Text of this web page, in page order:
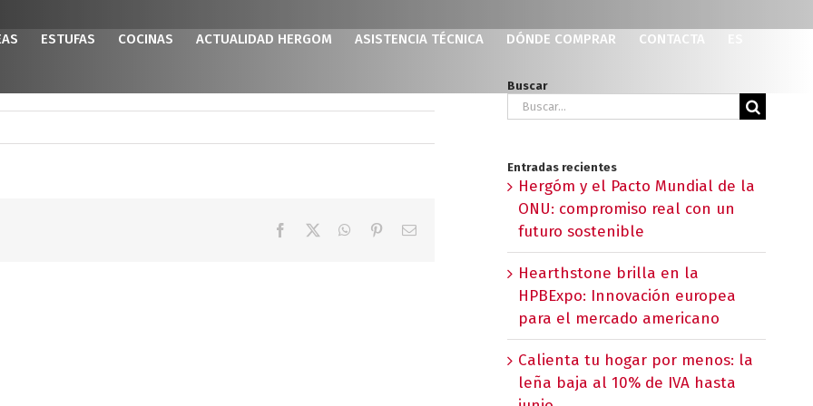
ESTUFAS COCINAS ACTUALIDAD HERGOM ASISTENCIA TÉCNICA DÓNDE COMPRAR CONTACTA
Facebook WhatsApp
PinterestCorreo
Buscar
Buscar:
Entradas recientes
Hergóm y el Pacto Mundial de la
ONU: compromiso real con un
futuro sostenible
Hearthstone brilla en la
HPBExpo: Innovación europea
para el mercado americano
Calienta tu hogar por menos: la
leña baja al 10% de IVA hasta